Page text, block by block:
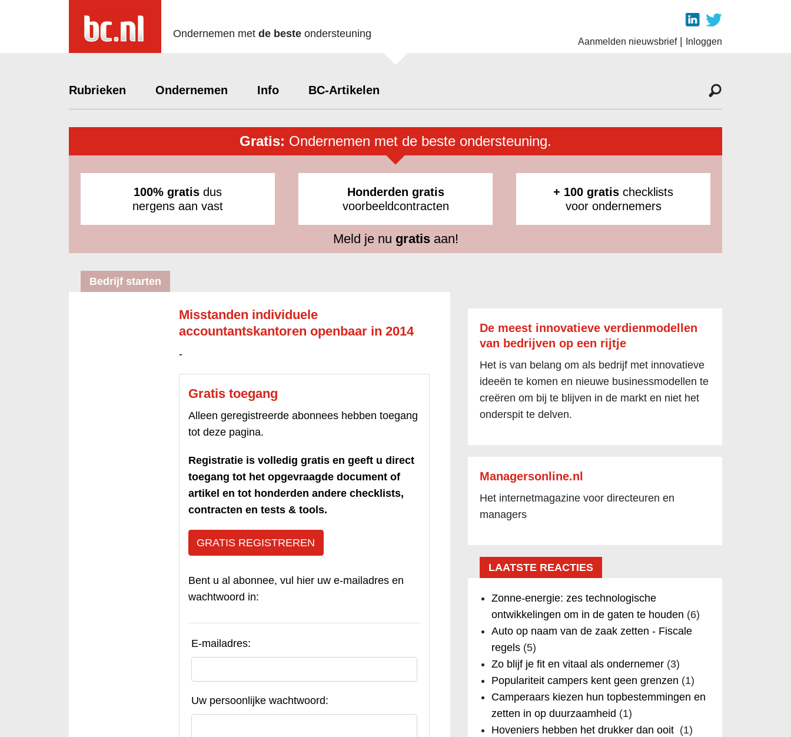
Ondernemen met de beste ondersteuning
Aanmelden nieuwsbrief| Inloggen
Rubrieken Ondernemen Info BC-Artikelen
Gratis: Ondernemen met de beste ondersteuning.
100% gratis dus
nergens aan vast
Honderden gratis
voorbeeldcontracten
+ 100 gratis checklists
voor ondernemers
Meld je nu gratisaan!
Bedrijf starten
Misstanden individuele
accountantskantoren openbaar in 2014
-
Gratis toegang
Alleen geregistreerde abonnees hebben toegang
tot deze pagina.
Registratie is volledig gratis en geeft u direct
toegang tot het opgevraagde document of
artikel en tot honderden andere checklists,
contracten en tests & tools.
GRATIS REGISTREREN
Bent u al abonnee, vul hier uw e-mailadres en
wachtwoord in:
E-mailadres:
Uw persoonlijke wachtwoord:
De meest innovatieve verdienmodellen
van bedrijven op een rijtje
Het is van belang om als bedrijf met innovatieve
ideeën te komen en nieuwe businessmodellen te
creëren om bij te blijven in de markt en niet het
onderspit te delven.
Managersonline.nl
Het internetmagazine voor directeuren en
managers
LAATSTE REACTIES
Zonne-energie: zes technologische
ontwikkelingen om in de gaten te houden (6)
Auto op naam van de zaak zetten - Fiscale
regels(5)
Zo blijf je fit en vitaal als ondernemer(3)
Populariteit campers kent geen grenzen (1)
Camperaars kiezen hun topbestemmingen en
zetten in op duurzaamheid (1)
Hoveniers hebben het drukker dan ooit (1)